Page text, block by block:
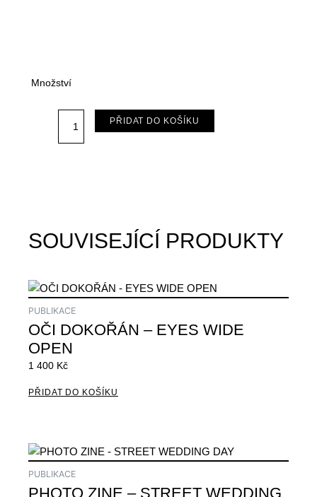
Množství
PŘIDAT DO KOŠÍKU
SOUVISEJÍCÍ PRODUKTY
PUBLIKACE
OČI DOKOŘÁN – EYES WIDE
OPEN
1 400 Kč
PŘIDAT DO KOŠÍKU
PUBLIKACE
PHOTO ZINE – STREET WEDDING